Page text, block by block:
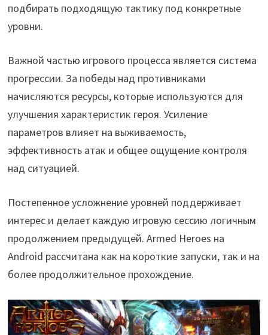
подбирать подходящую тактику под конкретные
уровни.
Важной частью игрового процесса является система
прогрессии. За победы над противниками
начисляются ресурсы, которые используются для
улучшения характеристик героя. Усиление
параметров влияет на выживаемость,
эффективность атак и общее ощущение контроля
над ситуацией.
Постепенное усложнение уровней поддерживает
интерес и делает каждую игровую сессию логичным
продолжением предыдущей. Armed Heroes на
Android рассчитана как на короткие запуски, так и на
более продолжительное прохождение.